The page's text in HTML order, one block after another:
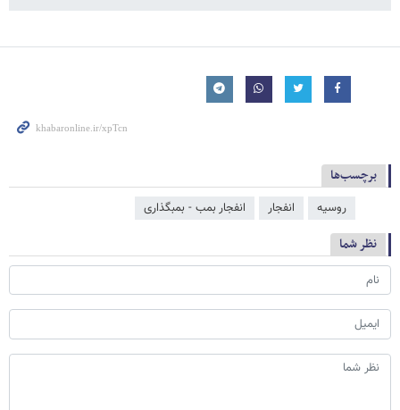
برچسب‌ها
روسیه انفجار انفجار بمب - بمبگذاری
نظر شما